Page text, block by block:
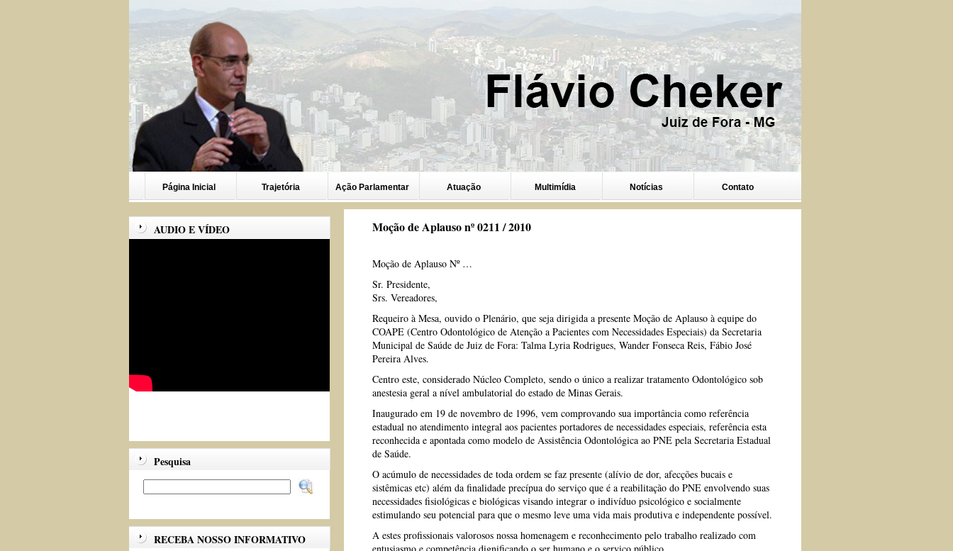
Página Inicial Trajetória Ação Parlamentar Atuação Multimídia Notícias Contato
AUDIO E VÍDEO
Pesquisa
RECEBA NOSSO INFORMATIVO
Moção de Aplauso nº 0211 / 2010
Moção de Aplauso Nº …
Sr. Presidente,
Srs. Vereadores,
Requeiro à Mesa, ouvido o Plenário, que seja dirigida a presente Moção de Aplauso à equipe do
COAPE (Centro Odontológico de Atenção a Pacientes com Necessidades Especiais) da Secretaria
Municipal de Saúde de Juiz de Fora: Talma Lyria Rodrigues, Wander Fonseca Reis, Fábio José
Pereira Alves.
Centro este, considerado Núcleo Completo, sendo o único a realizar tratamento Odontológico sob
anestesia geral a nível ambulatorial do estado de Minas Gerais.
Inaugurado em 19 de novembro de 1996, vem comprovando sua importância como referência
estadual no atendimento integral aos pacientes portadores de necessidades especiais, referência esta
reconhecida e apontada como modelo de Assistência Odontológica ao PNE pela Secretaria Estadual
de Saúde.
O acúmulo de necessidades de toda ordem se faz presente (alívio de dor, afecções bucais e
sistêmicas etc) além da finalidade precípua do serviço que é a reabilitação do PNE envolvendo suas
necessidades fisiológicas e biológicas visando integrar o indivíduo psicológico e socialmente
estimulando seu potencial para que o mesmo leve uma vida mais produtiva e independente possível.
A estes profissionais valorosos nossa homenagem e reconhecimento pelo trabalho realizado com
entusiasmo e competência dignificando o ser humano e o serviço público.